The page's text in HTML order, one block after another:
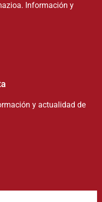
Información y
y actualidad de